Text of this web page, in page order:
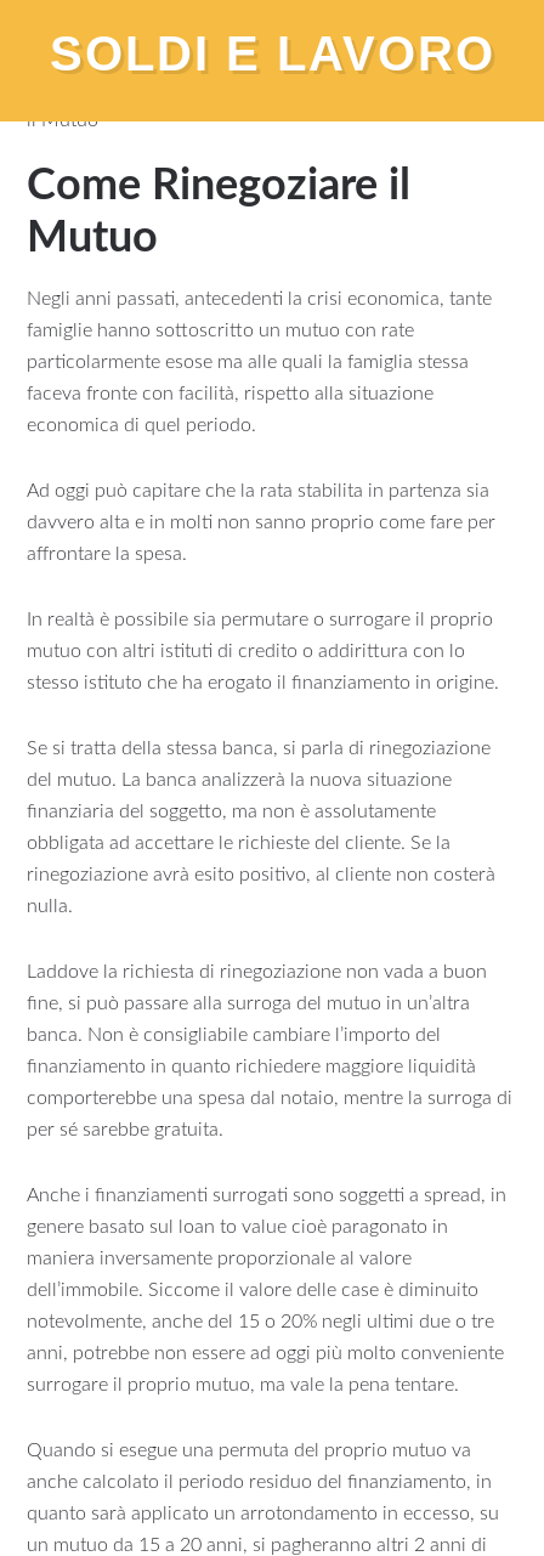
SOLDI E LAVORO
il Mutuo
Come Rinegoziare il
Mutuo
Negli anni passati, antecedenti la crisi economica, tante
famiglie hanno sottoscritto un mutuo con rate
particolarmente esose ma alle quali la famiglia stessa
faceva fronte con facilità, rispetto alla situazione
economica di quel periodo.
Ad oggi può capitare che la rata stabilita in partenza sia
davvero alta e in molti non sanno proprio come fare per
affrontare la spesa.
In realtà è possibile sia permutare o surrogare il proprio
mutuo con altri istituti di credito o addirittura con lo
stesso istituto che ha erogato il finanziamento in origine.
Se si tratta della stessa banca, si parla di rinegoziazione
del mutuo. La banca analizzerà la nuova situazione
finanziaria del soggetto, ma non è assolutamente
obbligata ad accettare le richieste del cliente. Se la
rinegoziazione avrà esito positivo, al cliente non costerà
nulla.
Laddove la richiesta di rinegoziazione non vada a buon
fine, si può passare alla surroga del mutuo in un’altra
banca. Non è consigliabile cambiare l’importo del
finanziamento in quanto richiedere maggiore liquidità
comporterebbe una spesa dal notaio, mentre la surroga di
per sé sarebbe gratuita.
Anche i finanziamenti surrogati sono soggetti a spread, in
genere basato sul loan to value cioè paragonato in
maniera inversamente proporzionale al valore
dell’immobile. Siccome il valore delle case è diminuito
notevolmente, anche del 15 o 20% negli ultimi due o tre
anni, potrebbe non essere ad oggi più molto conveniente
surrogare il proprio mutuo, ma vale la pena tentare.
Quando si esegue una permuta del proprio mutuo va
anche calcolato il periodo residuo del finanziamento, in
quanto sarà applicato un arrotondamento in eccesso, su
un mutuo da 15 a 20 anni, si pagheranno altri 2 anni di